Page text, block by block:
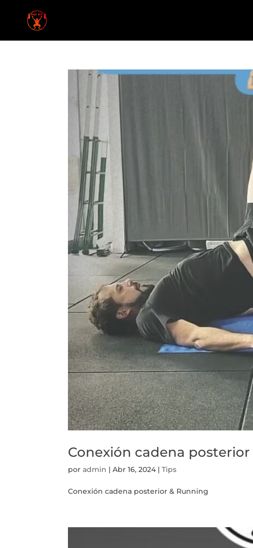
Conexión cadena
poradmin |Abr 16, 2024 |Tips
Conexión cadena posterior & Running